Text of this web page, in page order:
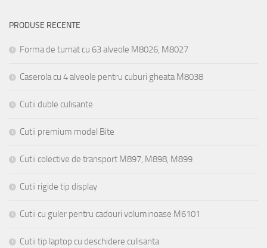
PRODUSE RECENTE
Forma de turnat cu 63 alveole M8026, M8027
Caserola cu 4 alveole pentru cuburi gheata M8038
Cutii duble culisante
Cutii premium model Bite
Cutii colective de transport M897, M898, M899
Cutii rigide tip display
Cutii cu guler pentru cadouri voluminoase M6101
Cutii tip laptop cu deschidere culisanta